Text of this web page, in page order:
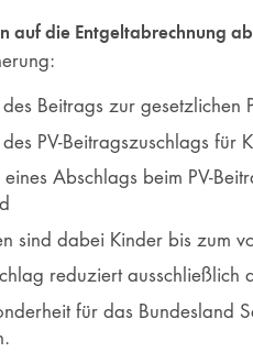
auf die Entgeltabrechnung
Beitrags zur
PV-Beitragszuschlags für
eines Abschlags beim PV-
sind dabei Kinder bis zum
reduziert ausschließlich
für das Bundesland